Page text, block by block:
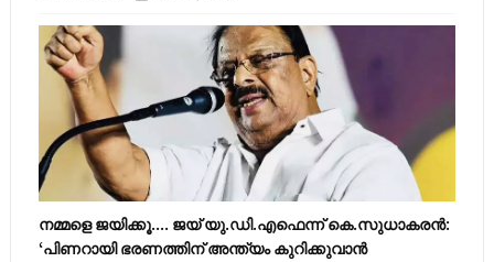
നമ്മളെ ജയിക്കൂ.... ജയ് യു.ഡി.എഫെന്ന് കെ.സുധാകരൻ:
‘പിണറായി ഭരണത്തിന് അന്ത്യം കുറിക്കുവാൻ